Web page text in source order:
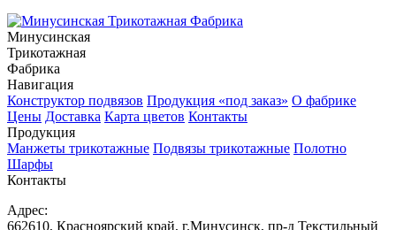
Минусинская
Трикотажная
Фабрика
Навигация
Конструктор подвязов Продукция «под заказ» О фабрике
Цены Доставка Карта цветов Контакты
Продукция
Манжеты трикотажные Подвязы трикотажные Полотно
Шарфы
Контакты
Адрес:
662610, Красноярский край, г.Минусинск, пр-д Текстильный